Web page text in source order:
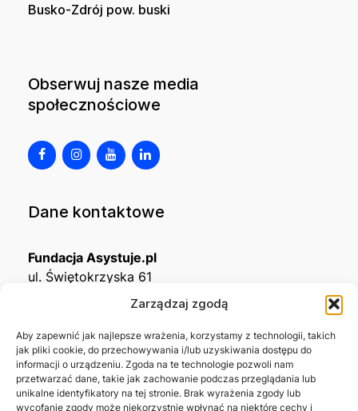
Zarządzaj zgodą
Aby zapewnić jak najlepsze wrażenia, korzystamy z technologii, takich
jak pliki cookie, do przechowywania i/lub uzyskiwania dostępu do
informacji o urządzeniu. Zgoda na te technologie pozwoli nam
przetwarzać dane, takie jak zachowanie podczas przeglądania lub
unikalne identyfikatory na tej stronie. Brak wyrażenia zgody lub
wycofanie zgody może niekorzystnie wpłynąć na niektóre cechy i
Busko-Zdrój pow. buski
Obserwuj nasze media
społecznościowe
Dane kontaktowe
Fundacja Asystuje.pl
ul. Świętokrzyska 61
KRS0001215994
NIP5492488380
REGON543667703